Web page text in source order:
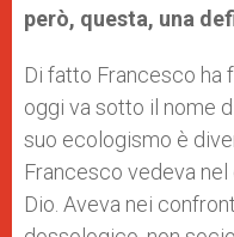
però, questa, una
Di fatto Francesco ha
oggi va sotto il nome
suo ecologismo è
Francesco vedeva nel
Dio. Aveva nei